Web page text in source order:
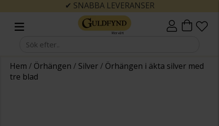
✔ SNABBA LEVERANSER
Hem / Örhängen / Silver/ Örhängen i äkta silver med
tre blad